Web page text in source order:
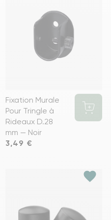
Fixation Murale
Pour Tringle à
Rideaux D.28
mm — Noir
Prix
3,49 €
favorite